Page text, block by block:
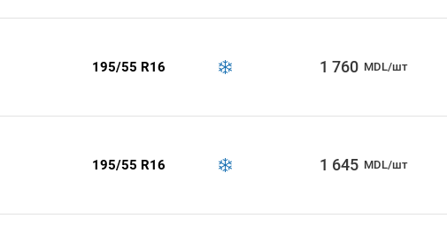
195/55 R16 1 760 MDL/шт
195/55 R16 1 645 MDL/шт